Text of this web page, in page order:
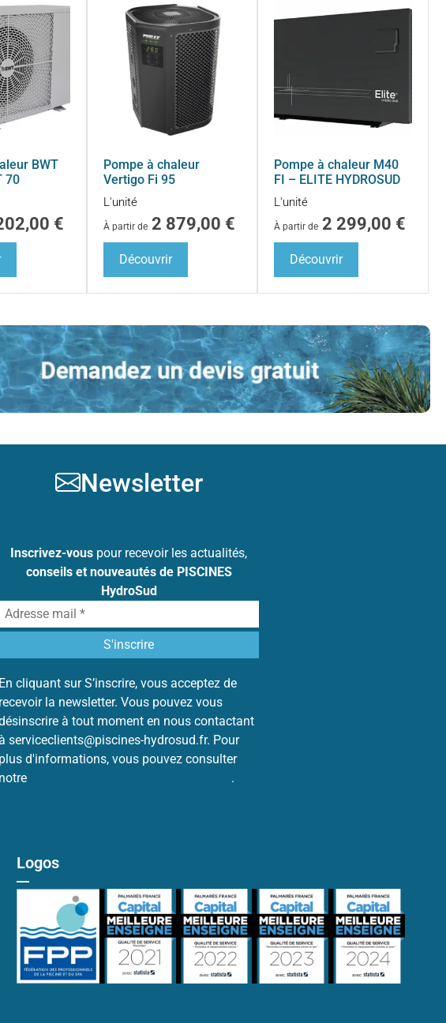
BWT
70
€
Pompe à chaleur
Vertigo Fi 95
L'unité
À partir de 2 879,00 €
Découvrir
Pompe à chaleur M40
FI – ELITE HYDROSUD
L'unité
À partir de 2 299,00 €
Découvrir
Newsletter
Inscrivez-vous pour recevoir les actualités,
conseils et nouveautés de PISCINES
HydroSud
En cliquant sur S’inscrire, vous acceptez de
recevoir la newsletter. Vous pouvez vous
à tout moment en nous contactant
serviceclients@piscines-hydrosud.fr. Pour
plus d'informations, vous pouvez consulter
notre
.
Logos